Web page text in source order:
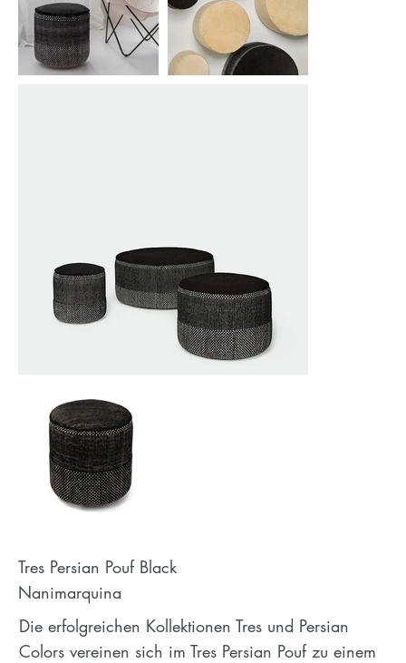
Tres Persian Pouf Black
Nanimarquina
Die erfolgreichen Kollektionen Tres und Persian
Colors vereinen sich im Tres Persian Pouf zu einem